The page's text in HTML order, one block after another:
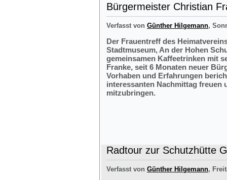
Bürgermeister Christian
Verfasst von Günther Hilgemann,
Der Frauentreff des
Stadtmuseum, An der Hohen
gemeinsamen Kaffeetrinken mit
Franke, seit 6 Monaten neuer
Vorhaben und Erfahrungen
interessanten Nachmittag freuen
mitzubringen.
Radtour zur Schutzhütte
Verfasst von Günther Hilgemann,